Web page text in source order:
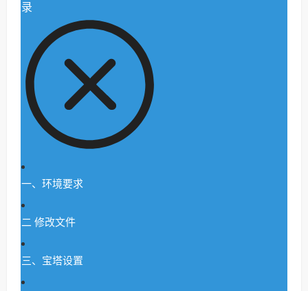
录
一、环境要求
二 修改文件
三、宝塔设置